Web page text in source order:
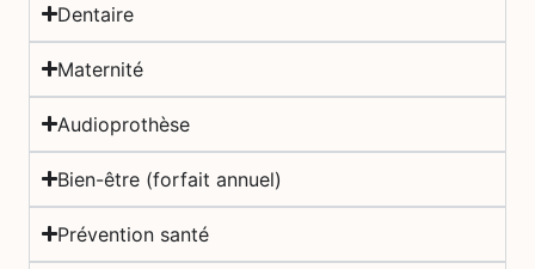
Dentaire
Maternité
Audioprothèse
Bien-être (forfait annuel)
Prévention santé